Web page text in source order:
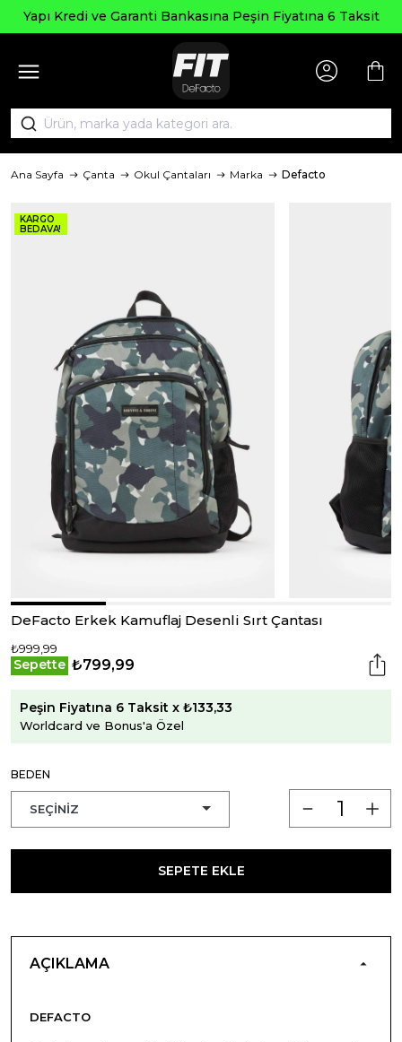
Yapı Kredi ve Garanti Bankasına Peşin Fiyatına 6 Taksit
Ana Sayfa Çanta Okul Çantaları Marka Defacto
KARGO
BEDAVA!
DeFacto Erkek Kamuflaj Desenli Sırt Çantası
₺999,99
Sepette ₺799,99
Peşin Fiyatına 6 Taksit x ₺133,33
Worldcard ve Bonus'a Özel
BEDEN
SEPETE EKLE
AÇIKLAMA
DEFACTO